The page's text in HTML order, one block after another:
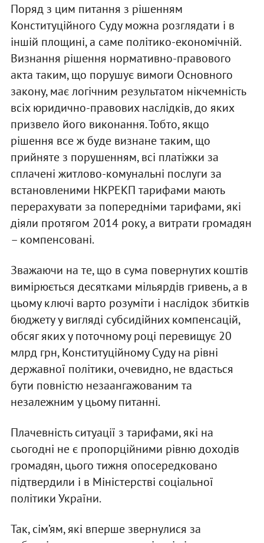
Поряд з цим питання з рішенням
Конституційного Суду можна розглядати і в
іншій площині, а саме політико-економічній.
Визнання рішення нормативно-правового
акта таким, що порушує вимоги Основного
закону, має логічним результатом нікчемність
всіх юридично-правових наслідків, до яких
призвело його виконання. Тобто, якщо
рішення все ж буде визнане таким, що
прийняте з порушенням, всі платіжки за
сплачені житлово-комунальні послуги за
встановленими НКРЕКП тарифами мають
перерахувати за попередніми тарифами, які
діяли протягом 2014 року, а витрати громадян
– компенсовані.
Зважаючи на те, що в сума повернутих коштів
вимірюється десятками мільярдів гривень, а в
цьому ключі варто розуміти і наслідок збитків
бюджету у вигляді субсидійних компенсацій,
обсяг яких у поточному році перевищує 20
млрд грн, Конституційному Суду на рівні
державної політики, очевидно, не вдасться
бути повністю незаангажованим та
незалежним у цьому питанні.
Плачевність ситуації з тарифами, які на
сьогодні не є пропорційними рівню доходів
громадян, цього тижня опосередковано
підтвердили і в Міністерстві соціальної
політики України.
Так, сім’ям, які вперше звернулися за